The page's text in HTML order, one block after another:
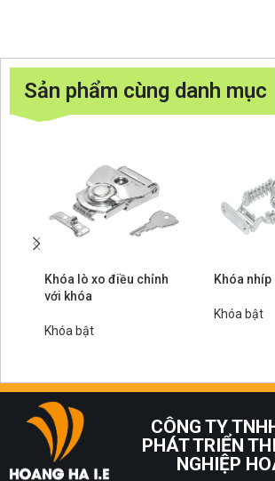
Sản phẩm cùng danh mục
Khóa lò xo điều chỉnh
với khóa
Khóa bật
Khóa
Khóa bật
CÔNG TY
PHÁT TRIỂN
NGHIỆP